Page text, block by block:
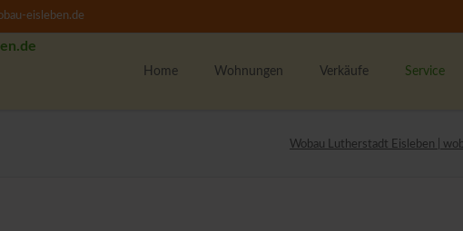
eisleben.de
Home Wohnungen
1-Raumwohnungen
Verkäufe Service
Unser
Wobau Lutherstadt Eisleben |